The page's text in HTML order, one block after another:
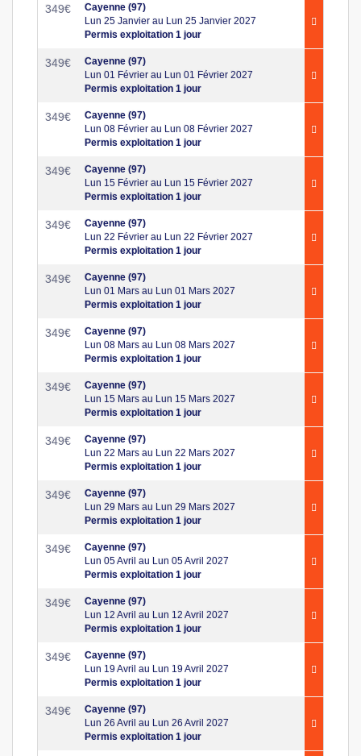
349€
Cayenne (97)
Lun 25 Janvier au Lun 25 Janvier 2027
Permis exploitation 1 jour
349€
Cayenne (97)
Lun 01 Février au Lun 01 Février 2027
Permis exploitation 1 jour
349€
Cayenne (97)
Lun 08 Février au Lun 08 Février 2027
Permis exploitation 1 jour
349€
Cayenne (97)
Lun 15 Février au Lun 15 Février 2027
Permis exploitation 1 jour
349€
Cayenne (97)
Lun 22 Février au Lun 22 Février 2027
Permis exploitation 1 jour
349€
Cayenne (97)
Lun 01 Mars au Lun 01 Mars 2027
Permis exploitation 1 jour
349€
Cayenne (97)
Lun 08 Mars au Lun 08 Mars 2027
Permis exploitation 1 jour
349€
Cayenne (97)
Lun 15 Mars au Lun 15 Mars 2027
Permis exploitation 1 jour
349€
Cayenne (97)
Lun 22 Mars au Lun 22 Mars 2027
Permis exploitation 1 jour
349€
Cayenne (97)
Lun 29 Mars au Lun 29 Mars 2027
Permis exploitation 1 jour
349€
Cayenne (97)
Lun 05 Avril au Lun 05 Avril 2027
Permis exploitation 1 jour
349€
Cayenne (97)
Lun 12 Avril au Lun 12 Avril 2027
Permis exploitation 1 jour
349€
Cayenne (97)
Lun 19 Avril au Lun 19 Avril 2027
Permis exploitation 1 jour
349€
Cayenne (97)
Lun 26 Avril au Lun 26 Avril 2027
Permis exploitation 1 jour